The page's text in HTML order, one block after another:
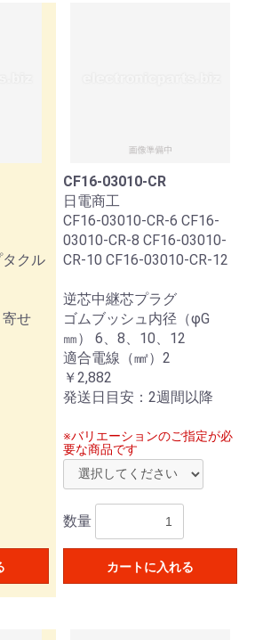
クル
せ
CF16-03010-CR
日電商工
CF16-03010-CR-6 CF16-
03010-CR-8 CF16-03010-
CR-10 CF16-03010-CR-12
逆芯中継芯プラグ
ゴムブッシュ内径（φG
㎜） 6、8、10、12
適合電線（㎟）2
￥2,882
発送日目安：2週間以降
※バリエーションのご指定が必
要な商品です
数量
カートに入れる
続ける カートへ進む